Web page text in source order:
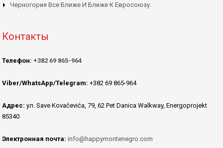
Черногория Все Ближе И Ближе К Евросоюзу.
Контакты
Телефон: +382 69 865-964
Viber/WhatsApp/Telegram: +382 69 865-964
Адрес: ул. Save Kovačevića, 79, 62 Pet Danica Walkway, Energoprojekt
85340
Электронная почта: info@happymontenegro.com